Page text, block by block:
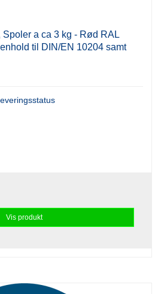
a ca 3 kg - Rød RAL
til DIN/EN 10204 samt
Vis produkt